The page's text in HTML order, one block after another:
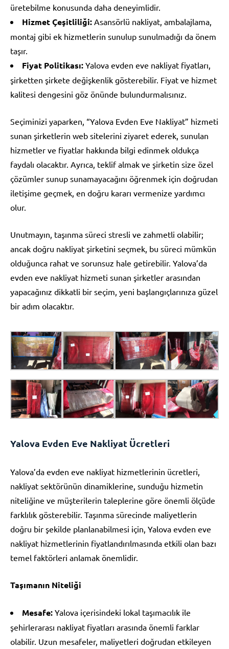
üretebilme konusunda daha deneyimlidir.
Hizmet Çeşitliliği: Asansörlü nakliyat, ambalajlama,
montaj gibi ek hizmetlerin sunulup sunulmadığı da önem
taşır.
Fiyat Politikası: Yalova evden eve nakliyat fiyatları,
şirketten şirkete değişkenlik gösterebilir. Fiyat ve hizmet
kalitesi dengesini göz önünde bulundurmalısınız.
Seçiminizi yaparken, “Yalova Evden Eve Nakliyat” hizmeti
sunan şirketlerin web sitelerini ziyaret ederek, sunulan
hizmetler ve fiyatlar hakkında bilgi edinmek oldukça
faydalı olacaktır. Ayrıca, teklif almak ve şirketin size özel
çözümler sunup sunamayacağını öğrenmek için doğrudan
iletişime geçmek, en doğru kararı vermenize yardımcı
olur.
Unutmayın, taşınma süreci stresli ve zahmetli olabilir;
ancak doğru nakliyat şirketini seçmek, bu süreci mümkün
olduğunca rahat ve sorunsuz hale getirebilir. Yalova’da
evden eve nakliyat hizmeti sunan şirketler arasından
yapacağınız dikkatli bir seçim, yeni başlangıçlarınıza güzel
bir adım olacaktır.
Yalova Evden Eve Nakliyat Ücretleri
Yalova’da evden eve nakliyat hizmetlerinin ücretleri,
nakliyat sektörünün dinamiklerine, sunduğu hizmetin
niteliğine ve müşterilerin taleplerine göre önemli ölçüde
farklılık gösterebilir. Taşınma sürecinde maliyetlerin
doğru bir şekilde planlanabilmesi için, Yalova evden eve
nakliyat hizmetlerinin fiyatlandırılmasında etkili olan bazı
temel faktörleri anlamak önemlidir.
Taşımanın Niteliği
Mesafe: Yalova içerisindeki lokal taşımacılık ile
şehirlerarası nakliyat fiyatları arasında önemli farklar
olabilir. Uzun mesafeler, maliyetleri doğrudan etkileyen